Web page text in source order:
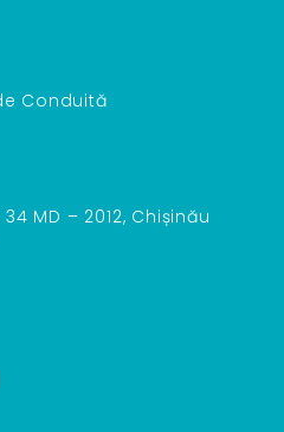
Conduită
MD – 2012, Chișinău